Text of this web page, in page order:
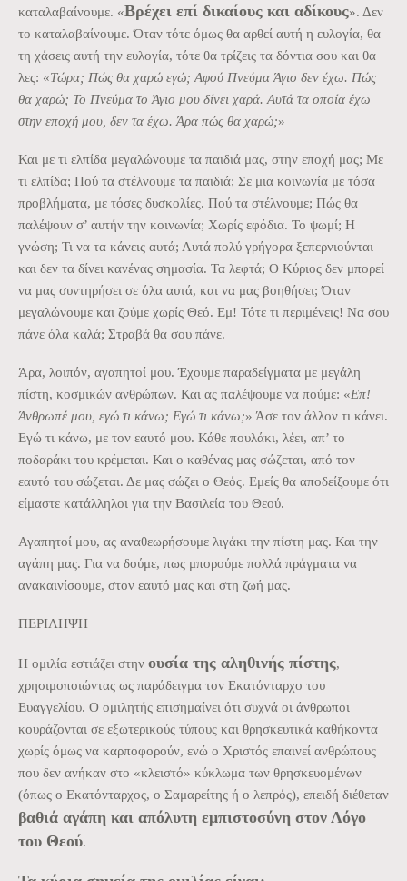
καταλαβαίνουμε. «Βρέχει επί δικαίους και αδίκους». Δεν
το καταλαβαίνουμε. Όταν τότε όμως θα αρθεί αυτή η ευλογία, θα
τη χάσεις αυτή την ευλογία, τότε θα τρίζεις τα δόντια σου και θα
λες: «Τώρα; Πώς θα χαρώ εγώ; Αφού Πνεύμα Άγιο δεν έχω. Πώς
θα χαρώ; Το Πνεύμα το Άγιο μου δίνει χαρά. Αυτά τα οποία έχω
στην εποχή μου, δεν τα έχω. Άρα πώς θα χαρώ;»
Και με τι ελπίδα μεγαλώνουμε τα παιδιά μας, στην εποχή μας; Με
τι ελπίδα; Πού τα στέλνουμε τα παιδιά; Σε μια κοινωνία με τόσα
προβλήματα, με τόσες δυσκολίες. Πού τα στέλνουμε; Πώς θα
παλέψουν σ’ αυτήν την κοινωνία; Χωρίς εφόδια. Το ψωμί; Η
γνώση; Τι να τα κάνεις αυτά; Αυτά πολύ γρήγορα ξεπερνιούνται
και δεν τα δίνει κανένας σημασία. Τα λεφτά; Ο Κύριος δεν μπορεί
να μας συντηρήσει σε όλα αυτά, και να μας βοηθήσει; Όταν
μεγαλώνουμε και ζούμε χωρίς Θεό. Εμ! Τότε τι περιμένεις! Να σου
πάνε όλα καλά; Στραβά θα σου πάνε.
Άρα, λοιπόν, αγαπητοί μου. Έχουμε παραδείγματα με μεγάλη
πίστη, κοσμικών ανθρώπων. Και ας παλέψουμε να πούμε: «Επ!
Άνθρωπέ μου, εγώ τι κάνω; Εγώ τι κάνω;» Άσε τον άλλον τι κάνει.
Εγώ τι κάνω, με τον εαυτό μου. Κάθε πουλάκι, λέει, απ’ το
ποδαράκι του κρέμεται. Και ο καθένας μας σώζεται, από τον
εαυτό του σώζεται. Δε μας σώζει ο Θεός. Εμείς θα αποδείξουμε ότι
είμαστε κατάλληλοι για την Βασιλεία του Θεού.
Αγαπητοί μου, ας αναθεωρήσουμε λιγάκι την πίστη μας. Και την
αγάπη μας. Για να δούμε, πως μπορούμε πολλά πράγματα να
ανακαινίσουμε, στον εαυτό μας και στη ζωή μας.
ΠΕΡΙΛΗΨΗ
Η ομιλία εστιάζει στην ουσία της αληθινής πίστης,
χρησιμοποιώντας ως παράδειγμα τον Εκατόνταρχο του
Ευαγγελίου. Ο ομιλητής επισημαίνει ότι συχνά οι άνθρωποι
κουράζονται σε εξωτερικούς τύπους και θρησκευτικά καθήκοντα
χωρίς όμως να καρποφορούν, ενώ ο Χριστός επαινεί ανθρώπους
που δεν ανήκαν στο «κλειστό» κύκλωμα των θρησκευομένων
(όπως ο Εκατόνταρχος, ο Σαμαρείτης ή ο λεπρός), επειδή διέθεταν
βαθιά αγάπη και απόλυτη εμπιστοσύνη στον Λόγο
του Θεού.